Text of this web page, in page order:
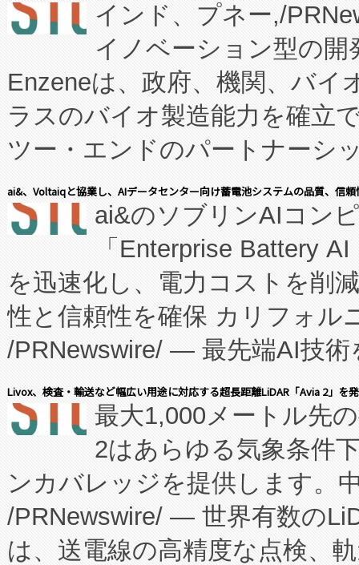
インド、プネー,/
イノベーション型の
Enzeneは、政府、機関、バイ
ラスのバイオ製造能力を確立
ツー・エンドのパートナーシ
表しました。 同社の実績ある
manufacturing™ (FCCM™) プ
たNeXは、バイオ医薬品製造
従来のフェッドバッチ施設の
に、患者やサプライチェーン
キー方式で拡張性が高く、持
す。FCCM‑を活用した現地生
患者にとっての費用負担を大
のアクセスを大幅に拡大する
Fully-Connected Continuous
プログラムには、施設設計・
に関する技術移転および知的
ai&、Voltaiqと協業し、AIデータセンター向け蓄電池システムの品質、信
ai&のソブリンAIコン
「Enterprise Battery
を迅速化し、電力コストを削
性と信頼性を確保 カリフォル
/PRNewswire/ — 最先端AI技術
会社エーアイ・アンド：本社
President原信平）と、エンタ
ードするVoltaiqは、日本にあ
ーエネルギー貯蔵システム（
た。 Voltaiq独自のAI搭載プラ
定、統合、導入、運用に至る
Livox、検査・輸送など幅広い用途に対応する超長距離LiDAR「Avia 2」を
最大1,000メートル先
2はあらゆる気象条件
ンカバレッジを提供します。
/PRNewswire/ — 世界有数の
は、送電線の高精度な点検、